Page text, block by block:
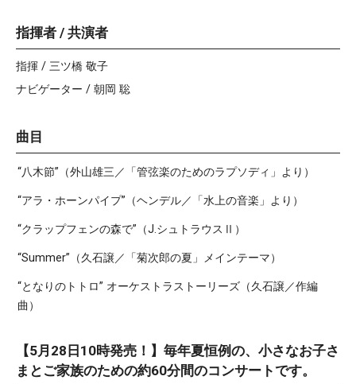
指揮者 / 共演者
指揮 / 三ツ橋 敬子
ナビゲーター / 朝岡 聡
曲目
“八木節”（外山雄三／「管弦楽のためのラプソディ」より）
“アラ・ホーンパイプ”（ヘンデル／「水上の音楽」より）
“クラップフェンの森で”（J.シュトラウスⅡ）
“Summer”（久石譲／「菊次郎の夏」メインテーマ）
“となりのトトロ” オーケストラストーリーズ（久石譲／作編
曲）
【5月28日10時発売！】毎年夏恒例の、小さなお子さ
まとご家族のための約60分間のコンサートです。